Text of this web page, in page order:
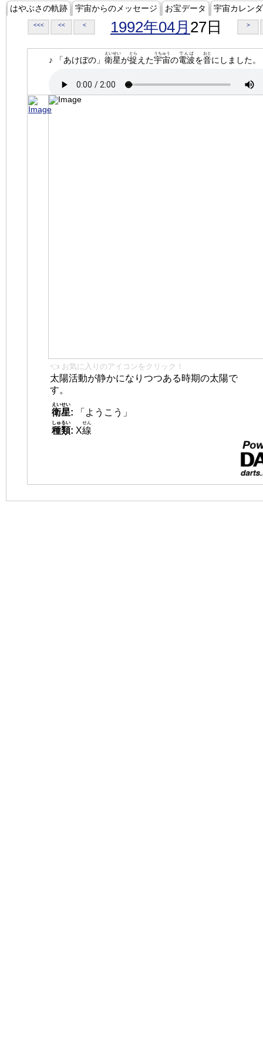
はやぶさの軌跡 宇宙からのメッセージ お宝データ 宇宙カレン
<<< << < 1992年04月 27日 >
♪ 「あけぼの」 衛星
えいせい
が捉
とら
えた宇宙
うちゅう
の電波
でんぱ
を音
おと
にしました。
👈 お気に入りのアイコンをクリック！
太陽活動が静かになりつつある時期の太陽で
す。
衛星
えいせい
:
「ようこう」
種類
しゅるい
: X線
せん